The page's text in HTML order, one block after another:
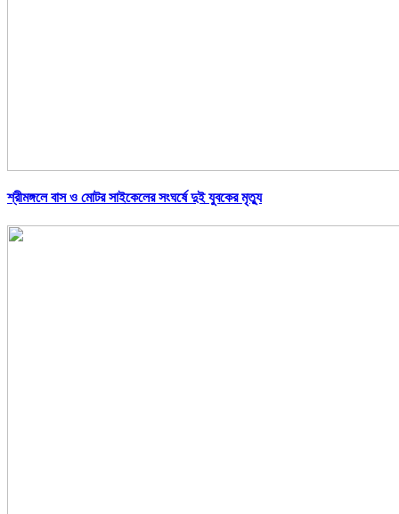
শ্রীমঙ্গলে বাস ও মোটর সাইকেলের সংঘর্ষে দুই যুবকের মৃত্যু